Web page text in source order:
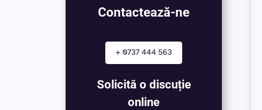
Contactează-ne
+ 0737 444 563
Solicită o discuție
online